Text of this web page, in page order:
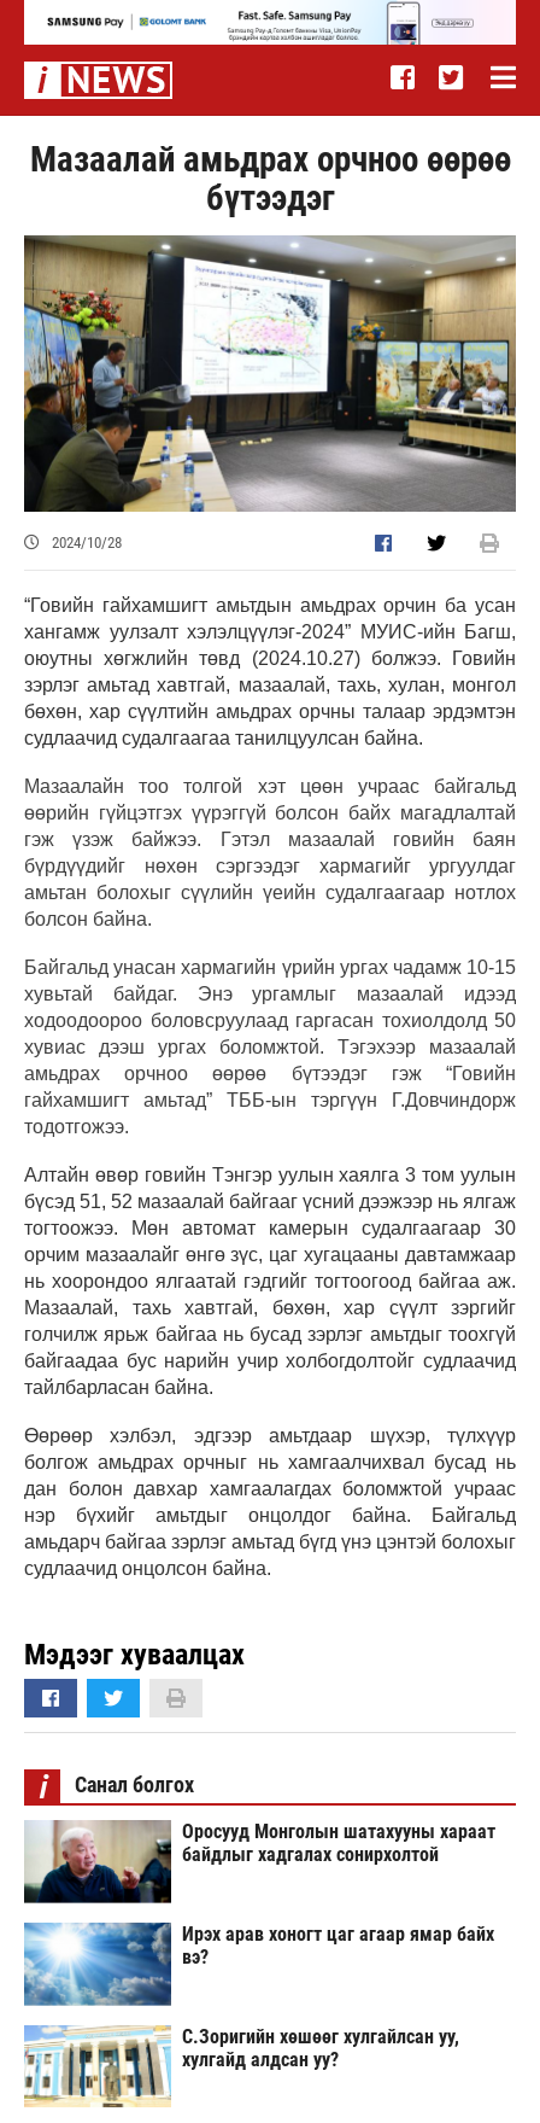
Мазаалай амьдрах орчноо өөрөө
бүтээдэг
2024/10/28
“Говийн гайхамшигт амьтдын амьдрах орчин ба усан
хангамж уулзалт хэлэлцүүлэг-2024” МУИС-ийн Багш,
оюутны хөгжлийн төвд (2024.10.27) болжээ.
Говийн
зэрлэг амьтад хавтгай, мазаалай, тахь, хулан, монгол
бөхөн, хар сүүлтийн амьдрах орчны талаар эрдэмтэн
судлаачид судалгаагаа танилцуулсан байна.
Мазаалайн тоо толгой хэт цөөн учраас байгальд
өөрийн гүйцэтгэх үүрэггүй болсон байх магадлалтай
гэж үзэж байжээ. Гэтэл мазаалай говийн баян
бүрдүүдийг нөхөн сэргээдэг хармагийг ургуулдаг
амьтан болохыг сүүлийн үеийн судалгаагаар нотлох
болсон байна.
Байгальд унасан хармагийн үрийн ургах чадамж 10-15
хувьтай байдаг. Энэ ургамлыг мазаалай идээд
ходоодоороо боловсруулаад гаргасан тохиолдолд 50
хувиас дээш ургах боломжтой. Тэгэхээр мазаалай
амьдрах орчноо өөрөө бүтээдэг гэж “Говийн
гайхамшигт амьтад” ТББ-ын тэргүүн Г.Довчиндорж
тодотгожээ.
Алтайн өвөр говийн Тэнгэр уулын хаялга 3 том уулын
бүсэд 51, 52 мазаалай байгааг үсний дээжээр нь ялгаж
тогтоожээ. Мөн автомат камерын судалгаагаар 30
орчим мазаалайг өнгө зүс, цаг хугацааны давтамжаар
нь хоорондоо ялгаатай гэдгийг тогтоогоод байгаа аж.
Мазаалай, тахь хавтгай, бөхөн, хар сүүлт зэргийг
голчилж ярьж байгаа нь бусад зэрлэг амьтдыг тоохгүй
байгаадаа бус нарийн учир холбогдолтойг судлаачид
тайлбарласан байна.
Өөрөөр хэлбэл, эдгээр амьтдаар шүхэр, түлхүүр
болгож амьдрах орчныг нь хамгаалчихвал бусад нь
дан болон давхар хамгаалагдах боломжтой учраас
нэр бүхийг амьтдыг онцолдог байна. Байгальд
амьдарч байгаа зэрлэг амьтад бүгд үнэ цэнтэй болохыг
судлаачид онцолсон байна.
Мэдээг хуваалцах
i Санал болгох
Оросууд Монголын шатахууны хараат
байдлыг хадгалах сонирхолтой
Ирэх арав хоногт цаг агаар ямар байх
вэ?
С.Зоригийн хөшөөг хулгайлсан уу,
хулгайд алдсан уу?